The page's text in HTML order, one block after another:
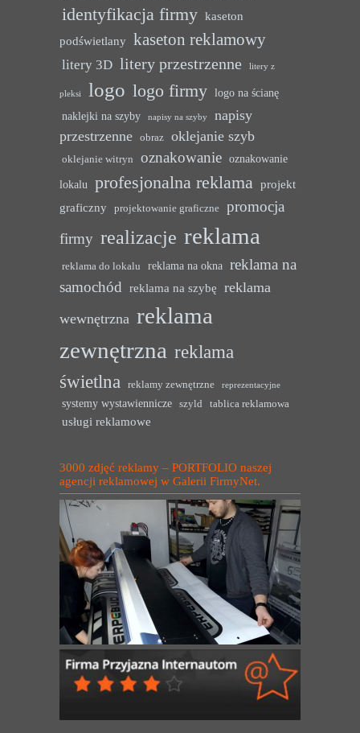
identyfikacja firmy kaseton
podświetlany kaseton reklamowy
litery 3D litery przestrzenne litery z
pleksi logo logo firmy logo na ścianę
naklejki na szyby
napisy na szyby
napisy
przestrzenne
obraz oklejanie szyb
oklejanie witryn oznakowanie oznakowanie
lokalu profesjonalna reklama projekt
graficzny
projektowanie graficzne
promocja
firmy realizacje reklama
reklama do lokalu reklama na okna reklama na
samochód reklama na szybę reklama
wewnętrzna reklama
zewnętrzna reklama
świetlna
reklamy zewnętrzne reprezentacyjne
systemy wystawiennicze szyld tablica reklamowa
usługi reklamowe
3000 zdjęć reklamy – PORTFOLIO naszej
agencji reklamowej w Galerii FirmyNet.